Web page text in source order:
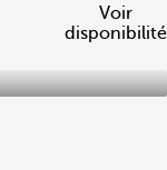
Voir
disponibilité